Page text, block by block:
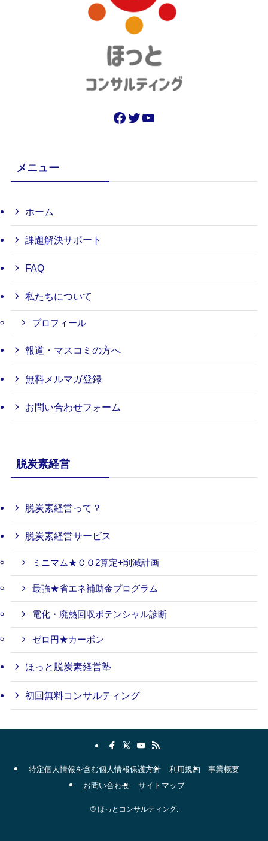
Facebook
Twitter
YouTube
メニュー
ホーム
課題解決サポート
FAQ
私たちについて
プロフィール
報道・マスコミの方へ
無料メルマガ登録
お問い合わせフォーム
脱炭素経営
脱炭素経営って？
脱炭素経営サービス
ミニマム★ＣＯ2算定+削減計画
最強★省エネ補助金プログラム
電化・廃熱回収ポテンシャル診断
ゼロ円★カーボン
ほっと脱炭素経営塾
初回無料コンサルティング
特定個人情報を含む個人情報保護方針 利用規約
事業概要
お問い合わせ
サイトマップ
©ほっとコンサルティング.